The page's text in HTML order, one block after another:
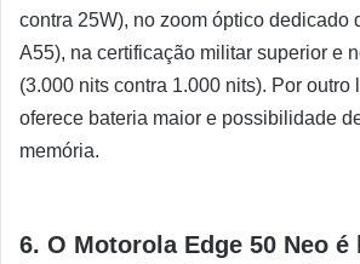
contra 25W), no zoom óptico dedicado
A55), na certificação militar superior e
(3.000 nits contra 1.000 nits). Por outro
oferece bateria maior e possibilidade
memória.
6. O Motorola Edge 50 Neo é